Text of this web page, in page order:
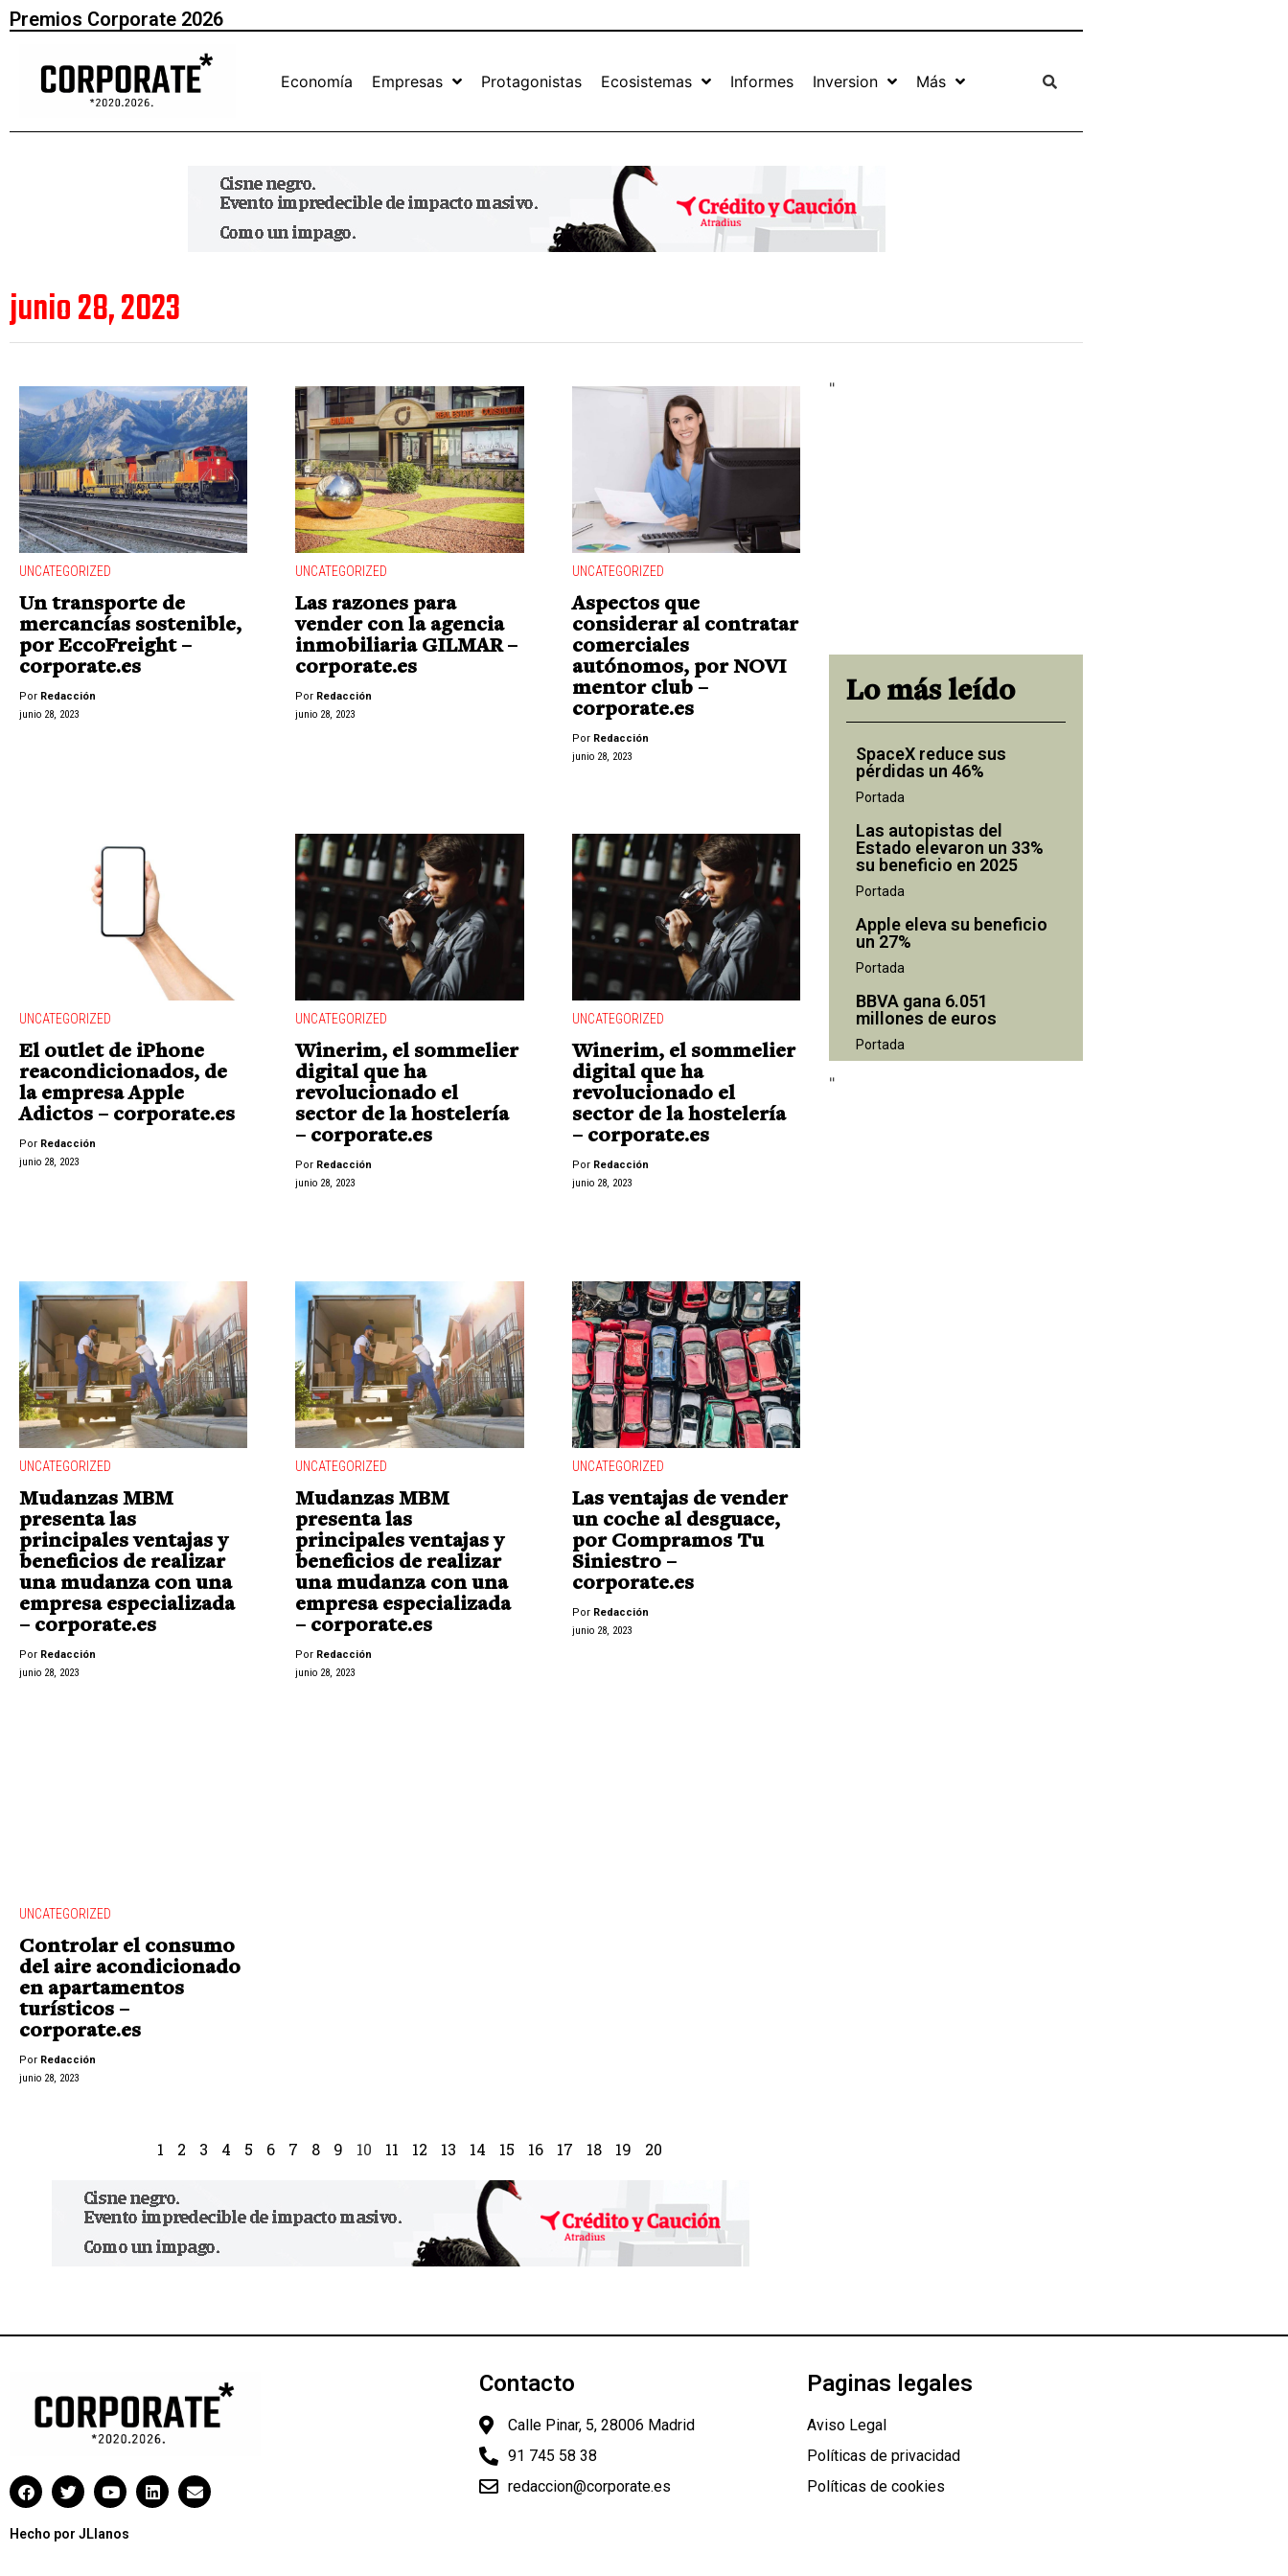
Premios Corporate 2026
Economía Empresas Protagonistas Ecosistemas Informes Inversion Más
junio 28, 2023
UNCATEGORIZED
Un transporte de
mercancías sostenible,
por EccoFreight –
corporate.es
Por Redacción
junio 28, 2023
UNCATEGORIZED
Las razones para
vender con la agencia
inmobiliaria GILMAR –
corporate.es
Por Redacción
junio 28, 2023
UNCATEGORIZED
Aspectos que
considerar al contratar
comerciales
autónomos, por NOVI
mentor club –
corporate.es
Por Redacción
junio 28, 2023
UNCATEGORIZED
El outlet de iPhone
reacondicionados, de
la empresa Apple
Adictos – corporate.es
Por Redacción
junio 28, 2023
UNCATEGORIZED
Winerim, el sommelier
digital que ha
revolucionado el
sector de la hostelería
– corporate.es
Por Redacción
junio 28, 2023
UNCATEGORIZED
Winerim, el sommelier
digital que ha
revolucionado el
sector de la hostelería
– corporate.es
Por Redacción
junio 28, 2023
UNCATEGORIZED
Mudanzas MBM
presenta las
principales ventajas y
beneficios de realizar
una mudanza con una
empresa especializada
– corporate.es
Por Redacción
junio 28, 2023
UNCATEGORIZED
Mudanzas MBM
presenta las
principales ventajas y
beneficios de realizar
una mudanza con una
empresa especializada
– corporate.es
Por Redacción
junio 28, 2023
UNCATEGORIZED
Las ventajas de vender
un coche al desguace,
por Compramos Tu
Siniestro –
corporate.es
Por Redacción
junio 28, 2023
UNCATEGORIZED
Controlar el consumo
del aire acondicionado
en apartamentos
turísticos –
corporate.es
Por Redacción
junio 28, 2023
1 2 3 4 5 6 7 8 9 10 11 12 13 14 15 16 17 18 19 20
"
Lo más leído
SpaceX reduce sus
pérdidas un 46%
Portada
Las autopistas del
Estado elevaron un 33%
su beneficio en 2025
Portada
Apple eleva su beneficio
un 27%
Portada
BBVA gana 6.051
millones de euros
Portada
"
Hecho por JLlanos
Contacto
Calle Pinar, 5, 28006 Madrid
91 745 58 38
redaccion@corporate.es
Paginas legales
Aviso Legal
Políticas de privacidad
Políticas de cookies